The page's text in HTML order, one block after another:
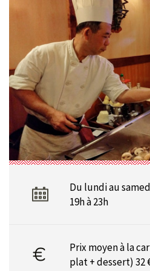
Du lundi au
19h à 23h
Prix moyen à la
plat + dessert) 32